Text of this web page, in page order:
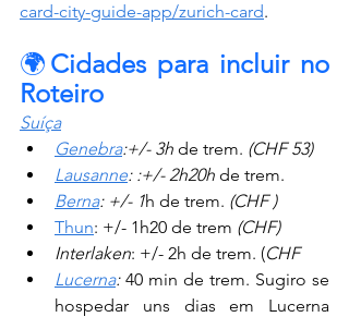
card-city-guide-app/zurich-card.
🌍 Cidades para incluir no
Roteiro
Suíça
Genebra:+/- 3h de trem. (CHF 53)
Lausanne: :+/- 2h20h de trem.
Berna: +/- 1h de trem. (CHF )
Thun: +/- 1h20 de trem (CHF)
Interlaken: +/- 2h de trem. (CHF
Lucerna: 40 min de trem. Sugiro se
hospedar uns dias em Lucerna